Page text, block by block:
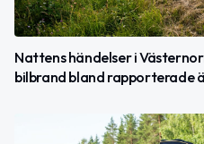
Nattens händelser i
bilbrand bland rapporterade